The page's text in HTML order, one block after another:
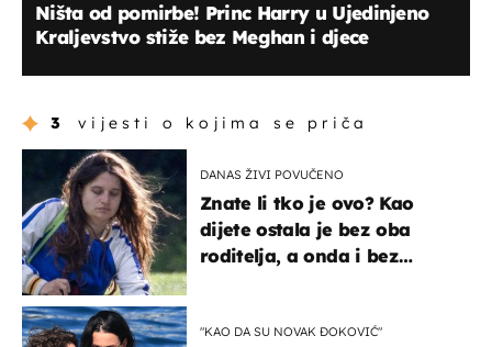
Ništa od pomirbe! Princ Harry u Ujedinjeno
Kraljevstvo stiže bez Meghan i djece
3 vijesti o kojima se priča
DANAS ŽIVI POVUČENO
Znate li tko je ovo? Kao
dijete ostala je bez oba
roditelja, a onda i bez
"KAO DA SU NOVAK ĐOKOVIĆ"